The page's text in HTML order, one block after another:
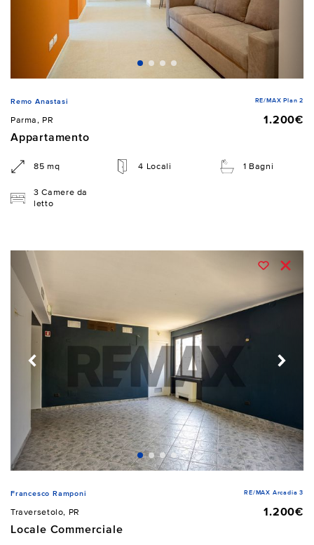
Remo Anastasi RE/MAX Plan 2
Parma, PR
1.200€
Appartamento
85 mq 4 Locali 1 Bagni
3 Camere da
letto
Francesco Ramponi RE/MAX Arcadia 3
Traversetolo, PR
1.200€
Locale Commerciale